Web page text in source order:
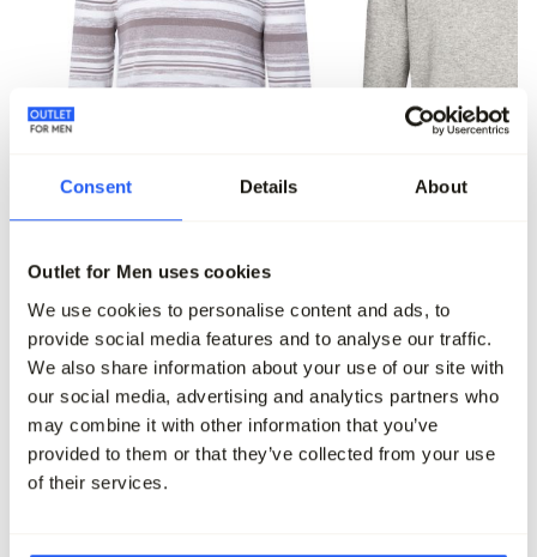
Consent Details About
Outlet for Men uses cookies
We use cookies to personalise content and ads, to
provide social media features and to analyse our traffic.
We also share information about your use of our site with
our social media, advertising and analytics partners who
may combine it with other information that you’ve
provided to them or that they’ve collected from your use
of their services.
-80%
Campbell Trui O-hals
99,95
19,95
109,95 54,95
Maak je outfit compleet